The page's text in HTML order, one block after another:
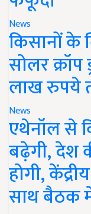
News
किसानों के
सोलर क्रॉप
लाख रुपये
News
एथेनॉल से
बढ़ेगी, देश
होगी,
साथ बैठक